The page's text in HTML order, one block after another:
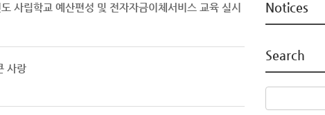
사립학교 예산편성 및 전자자금이체서비스 교육 실시
사랑
Notices
Search